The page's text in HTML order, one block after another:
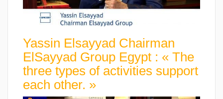
Yassin Elsayyad Chairman
ElSayyad Group Egypt : « The
three types of activities support
each other. »